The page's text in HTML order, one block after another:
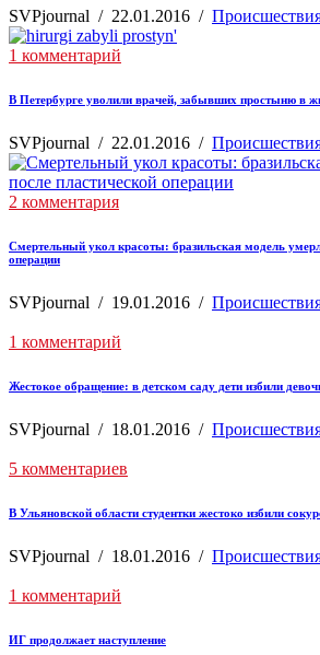
SVPjournal / 22.01.2016 /
1 комментарий
В Петербурге уволили врачей, забывших простыню в
SVPjournal / 22.01.2016 /
2 комментария
Смертельный укол красоты: бразильская модель
операции
SVPjournal / 19.01.2016 /
1 комментарий
Жестокое обращение: в детском саду дети избили
SVPjournal / 18.01.2016 /
5 комментариев
В Ульяновской области студентки жестоко избили
SVPjournal / 18.01.2016 /
1 комментарий
ИГ продолжает наступление